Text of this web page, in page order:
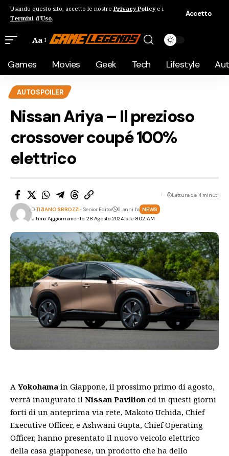
Usando questo sito, accetto le nostre Privacy Policye i
Termini d'Uso.
Accetto
Aa
Games Movies Geek Tech Lifestyle
AUTOSPOILER
Nissan Ariya – Il prezioso
crossover coupé 100%
elettrico
Ultimo Aggiornamento: 28 Agosto 2024 alle 8:02 AM
DiTIZIANO SBROZZI- Senior Editor 6 anni fa NEWS
Lettura da 4 minuti
A Yokohama in Giappone, il prossimo primo di agosto,
verrà inaugurato il Nissan Pavilion ed in questi giorni
forti di un anteprima via rete, Makoto Uchida, Chief
Executive Officer, e Ashwani Gupta, Chief Operating
Officer, hanno presentato il nuovo veicolo elettrico
della casa giapponese, un prodotto che ha dello